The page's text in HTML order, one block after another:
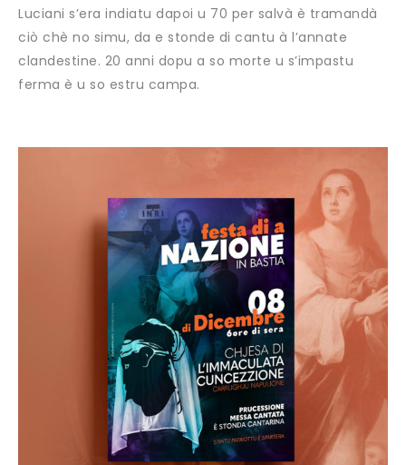
Luciani s’era indiatu dapoi u 70 per salvà è tramandà
ciò chè no simu, da e stonde di cantu à l’annate
clandestine. 20 anni dopu a so morte u s’impastu
ferma è u so estru campa.